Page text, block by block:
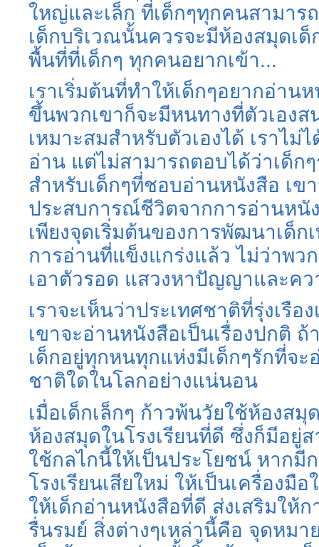
ใหญ่และเล็ก ที่เด็กๆทุกคนสามาร
เด็กบริเวณนั้นควรจะมีห้องสมุดเด็
พื้นที่ที่เด็กๆ ทุกคนอยากเข้า...
เราเริ่มต้นที่ทำให้เด็กๆอยากอ่าน
ขึ้นพวกเขาก็จะมีหนทางที่ตัวเอง
เหมาะสมสำหรับตัวเองได้ เราไม่
อ่าน แต่ไม่สามารถตอบได้ว่าเด็ก
สำหรับเด็กๆที่ชอบอ่านหนังสือ เข
ประสบการณ์ชีวิตจากการอ่านหนั
เพียงจุดเริ่มต้นของการพัฒนาเด็ก
การอ่านที่แข็งแกร่งแล้ว ไม่ว่าพว
เอาตัวรอด แสวงหาปัญญาและคว
เราจะเห็นว่าประเทศชาติที่รุ่งเรื
เขาจะอ่านหนังสือเป็นเรื่องปกติ ถ้
เด็กอยู่ทุกหนทุกแห่งมีเด็กๆรักที่จ
ชาติใดในโลกอย่างแน่นอน
เมื่อเด็กเล็กๆ ก้าวพ้นวัยใช้ห้องส
ห้องสมุดในโรงเรียนที่ดี ซึ่งก็มีอยู่
ใช้กลไกนี้ให้เป็นประโยชน์ หากมี
โรงเรียนเสียใหม่ ให้เป็นเครื่อง
ให้เด็กอ่านหนังสือที่ดี ส่งเสริมให้
รื่นรมย์ สิ่งต่างๆเหล่านี้คือ จุดหม